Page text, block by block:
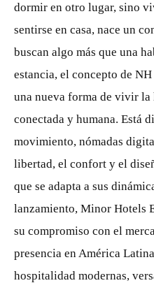
dormir en otro lugar, sino
sentirse en casa, nace un
buscan algo más que una
estancia, el concepto de
una nueva forma de vivir
conectada y humana. Está
movimiento, nómadas
libertad, el confort y el
que se adapta a sus
lanzamiento, Minor Hotels
su compromiso con el
presencia en América
hospitalidad modernas,